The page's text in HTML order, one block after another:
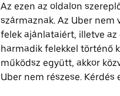
Az ezen az oldalon
származnak. Az Uber
felek ajánlataiért, illetve
harmadik felekkel történő
működsz együtt, akkor
Uber nem részese.